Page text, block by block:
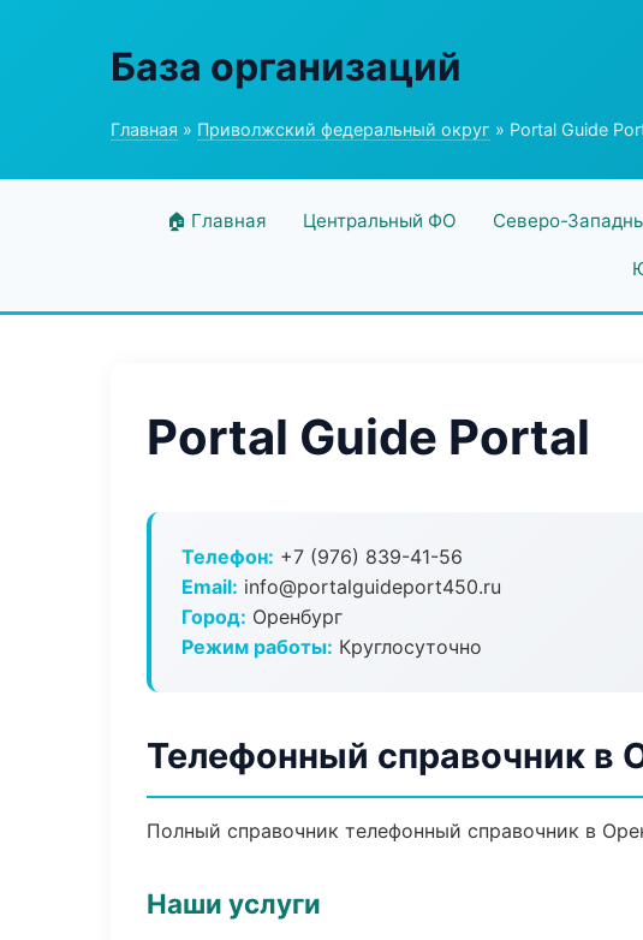
База организаций
Главная » Приволжский федеральный округ » Portal Guide
🏠 Главная Центральный ФО Северо-
Portal Guide Portal
Телефон: +7 (976) 839-41-56
Email: info@portalguideport450.ru
Город: Оренбург
Режим работы: Круглосуточно
Телефонный справочник в
Полный справочник телефонный справочник в
Наши услуги